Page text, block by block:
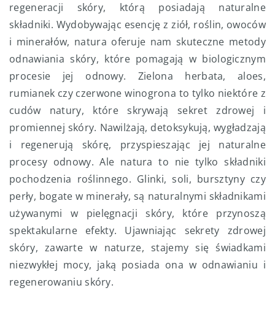
regeneracji skóry, którą posiadają naturalne
składniki. Wydobywając esencję z ziół, roślin, owoców
i minerałów, natura oferuje nam skuteczne metody
odnawiania skóry, które pomagają w biologicznym
procesie jej odnowy. Zielona herbata, aloes,
rumianek czy czerwone winogrona to tylko niektóre z
cudów natury, które skrywają sekret zdrowej i
promiennej skóry. Nawilżają, detoksykują, wygładzają
i regenerują skórę, przyspieszając jej naturalne
procesy odnowy. Ale natura to nie tylko składniki
pochodzenia roślinnego. Glinki, soli, bursztyny czy
perły, bogate w minerały, są naturalnymi składnikami
używanymi w pielęgnacji skóry, które przynoszą
spektakularne efekty. Ujawniając sekrety zdrowej
skóry, zawarte w naturze, stajemy się świadkami
niezwykłej mocy, jaką posiada ona w odnawianiu i
regenerowaniu skóry.